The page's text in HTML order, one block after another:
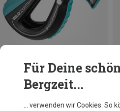
Du sparst 22%
Für Deine
Bergzeit...
… verwenden wir Cookies. So